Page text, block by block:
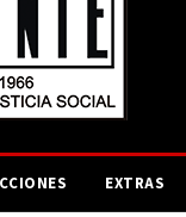
EXTRAS